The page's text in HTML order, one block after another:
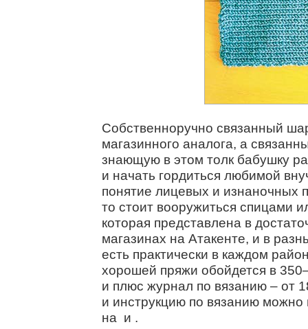
Собственноручно связанный
магазинного аналога, а
знающую в этом толк бабушку
и начать гордиться любимой
понятие лицевых и изнаночных
то стоит вооружиться спицами
которая представлена в
магазинах на Атакенте, и в
есть практически в каждом
хорошей пряжи обойдется в
и плюс журнал по вязанию – от
и инструкцию по вязанию можно
на и .